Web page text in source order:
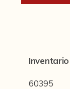
Testi a Stampa
Chiese
Incunaboli
Inventario
60395